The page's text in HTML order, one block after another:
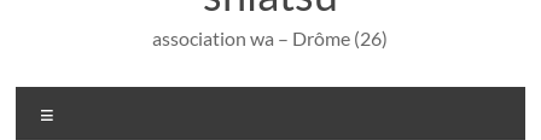
association wa – Drôme (26)